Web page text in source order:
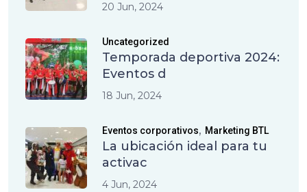
20 Jun, 2024
Uncategorized
Temporada deportiva 2024:
Eventos d
18 Jun, 2024
Eventos corporativos, Marketing BTL
La ubicación ideal para tu
activac
4 Jun, 2024